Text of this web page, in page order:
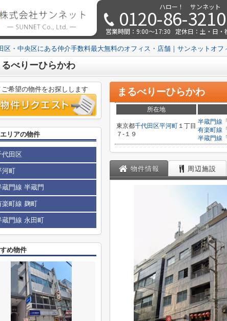
ハロー！ サンネット
0120-86-3210
営業時間：9:00～17:30 定休日：土・日・
区・中央区にある仲介手数料最大無料のオフィス・店舗｜サンネットオフ
るべりーひらかわ
まるべりーひらかわ
所在地
東京都千代田区平河町 １丁目
７-１９
半蔵門線 「
有楽町線 「
半蔵門線 「
物件情報 周辺施設
希望の物件をお探しします
リアの物件
代田区
河町
蔵門線 半蔵門
楽町線 麹町
蔵門線 永田町
め物件